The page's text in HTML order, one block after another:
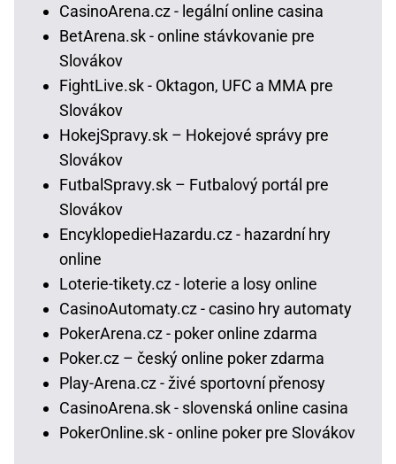
CasinoArena.cz - legální online casina
BetArena.sk - online stávkovanie pre
Slovákov
FightLive.sk - Oktagon, UFC a MMA pre
Slovákov
HokejSpravy.sk – Hokejové správy pre
Slovákov
FutbalSpravy.sk – Futbalový portál pre
Slovákov
EncyklopedieHazardu.cz - hazardní hry
online
Loterie-tikety.cz - loterie a losy online
CasinoAutomaty.cz - casino hry automaty
PokerArena.cz - poker online zdarma
Poker.cz – český online poker zdarma
Play-Arena.cz - živé sportovní přenosy
CasinoArena.sk - slovenská online casina
PokerOnline.sk - online poker pre Slovákov